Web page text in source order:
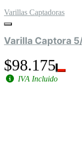
Varillas Captadoras
Varilla Captora
$98.175
IVA Incluido